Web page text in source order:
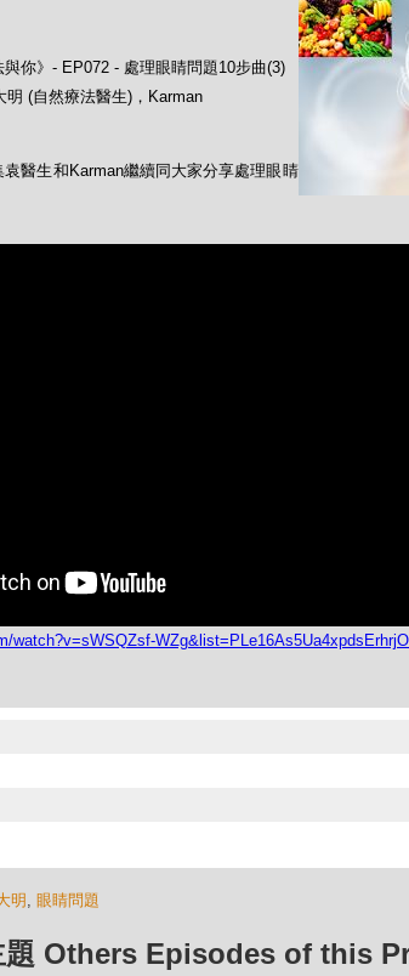
你》- EP072 - 處理眼睛問題10步曲(3)
(自然療法醫生)，Karman
醫生和Karman繼續同大家分享處理眼睛
watch?v=sWSQZsf-
明, 眼睛問題
題 Others Episodes of this